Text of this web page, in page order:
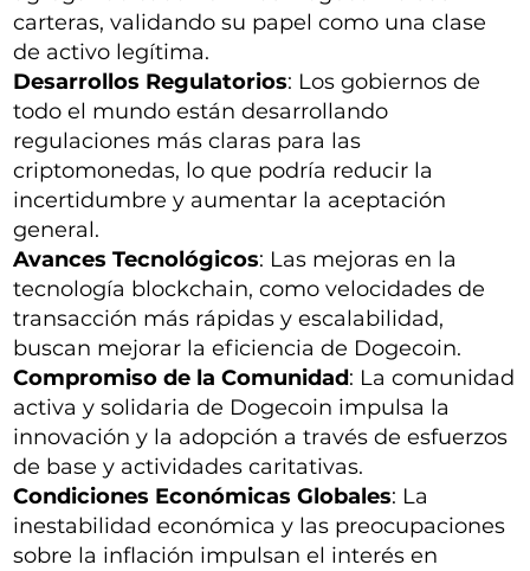
carteras, validando su papel como una clase
de activo legítima.
Desarrollos Regulatorios: Los gobiernos de
todo el mundo están desarrollando
regulaciones más claras para las
criptomonedas, lo que podría reducir la
incertidumbre y aumentar la aceptación
general.
Avances Tecnológicos: Las mejoras en la
tecnología blockchain, como velocidades de
transacción más rápidas y escalabilidad,
buscan mejorar la eficiencia de Dogecoin.
Compromiso de la Comunidad: La comunidad
activa y solidaria de Dogecoin impulsa la
innovación y la adopción a través de esfuerzos
de base y actividades caritativas.
Condiciones Económicas Globales: La
inestabilidad económica y las preocupaciones
sobre la inflación impulsan el interés en